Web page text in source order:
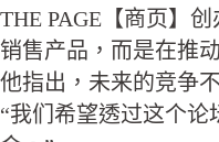
THE PAGE【商页】
销售产品，而是在推
他指出，未来的竞争
“我们希望透过这个